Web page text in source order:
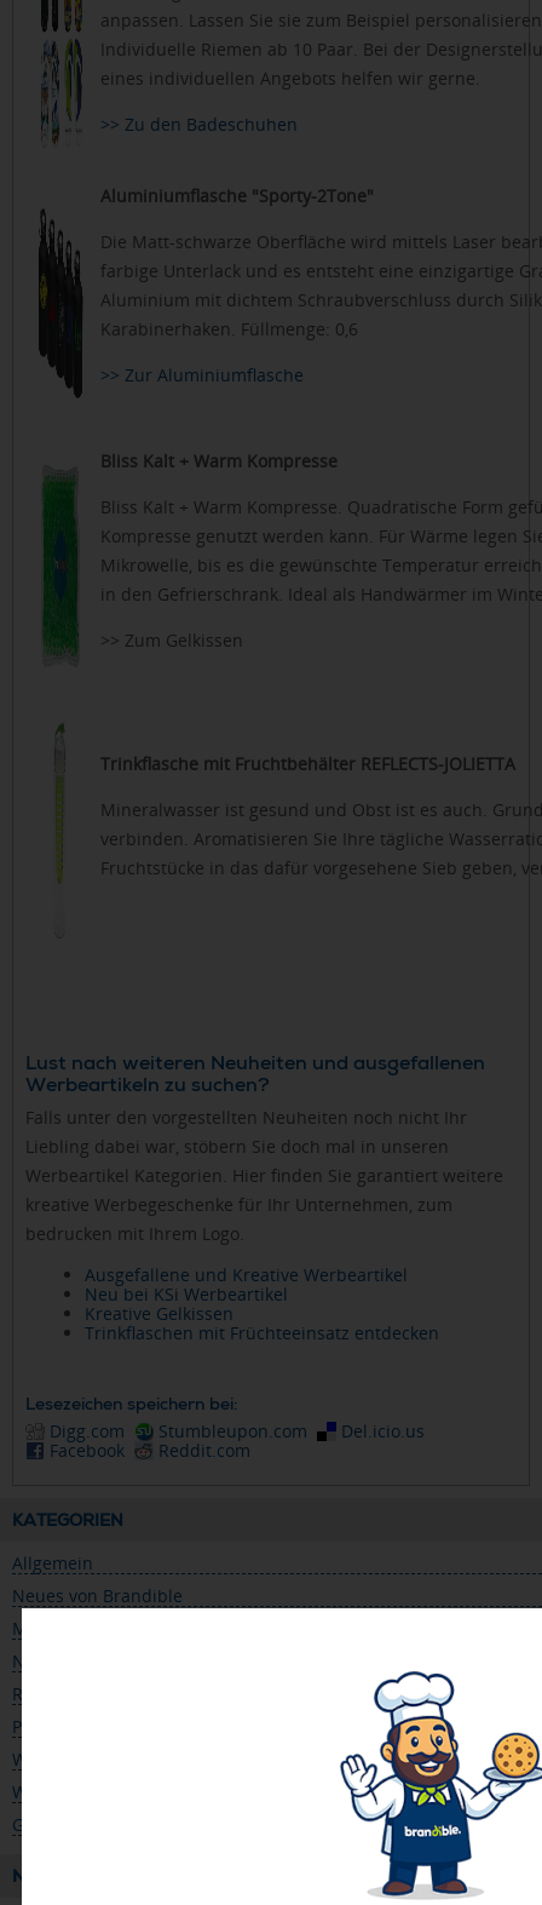
anpassen. Lassen Sie sie zum Beispiel
Individuelle Riemen ab 10 Paar. Bei der
eines individuellen Angebots helfen wir gerne.
>> Zu den Badeschuhen
Aluminiumflasche "Sporty-2Tone"
Die Matt-schwarze Oberfläche wird mittels Laser
farbige Unterlack und es entsteht eine einzigartige
Aluminium mit dichtem Schraubverschluss durch
Karabinerhaken. Füllmenge: 0,6
>> Zur Aluminiumflasche
Bliss Kalt + Warm Kompresse
Bliss Kalt + Warm Kompresse. Quadratische Form
Kompresse genutzt werden kann. Für Wärme legen
Mikrowelle, bis es die gewünschte Temperatur
in den Gefrierschrank. Ideal als Handwärmer im
>> Zum Gelkissen
Trinkflasche mit Fruchtbehälter REFLECTS-JOLIETTA
Mineralwasser ist gesund und Obst ist es auch.
verbinden. Aromatisieren Sie Ihre tägliche
Fruchtstücke in das dafür vorgesehene Sieb geben,
Lust nach weiteren Neuheiten und ausgefallenen
Werbeartikeln zu suchen?
Falls unter den vorgestellten Neuheiten noch nicht Ihr
Liebling dabei war, stöbern Sie doch mal in unseren
Werbeartikel Kategorien. Hier finden Sie garantiert weitere
kreative Werbegeschenke für Ihr Unternehmen, zum
bedrucken mit Ihrem Logo.
Ausgefallene und Kreative Werbeartikel
Neu bei KSi Werbeartikel
Kreative Gelkissen
Trinkflaschen mit Früchteeinsatz entdecken
Lesezeichen speichern bei:
Digg.com Stumbleupon.com
Del.icio.us
Facebook
Reddit.com
KATEGORIEN
Allgemein
Neues von Brandible
Marketing
Nachhaltigkeit
Referenzen
Produkte
Webinare
Whitepaper
Glossar
NEUESTE BEITRÄGE